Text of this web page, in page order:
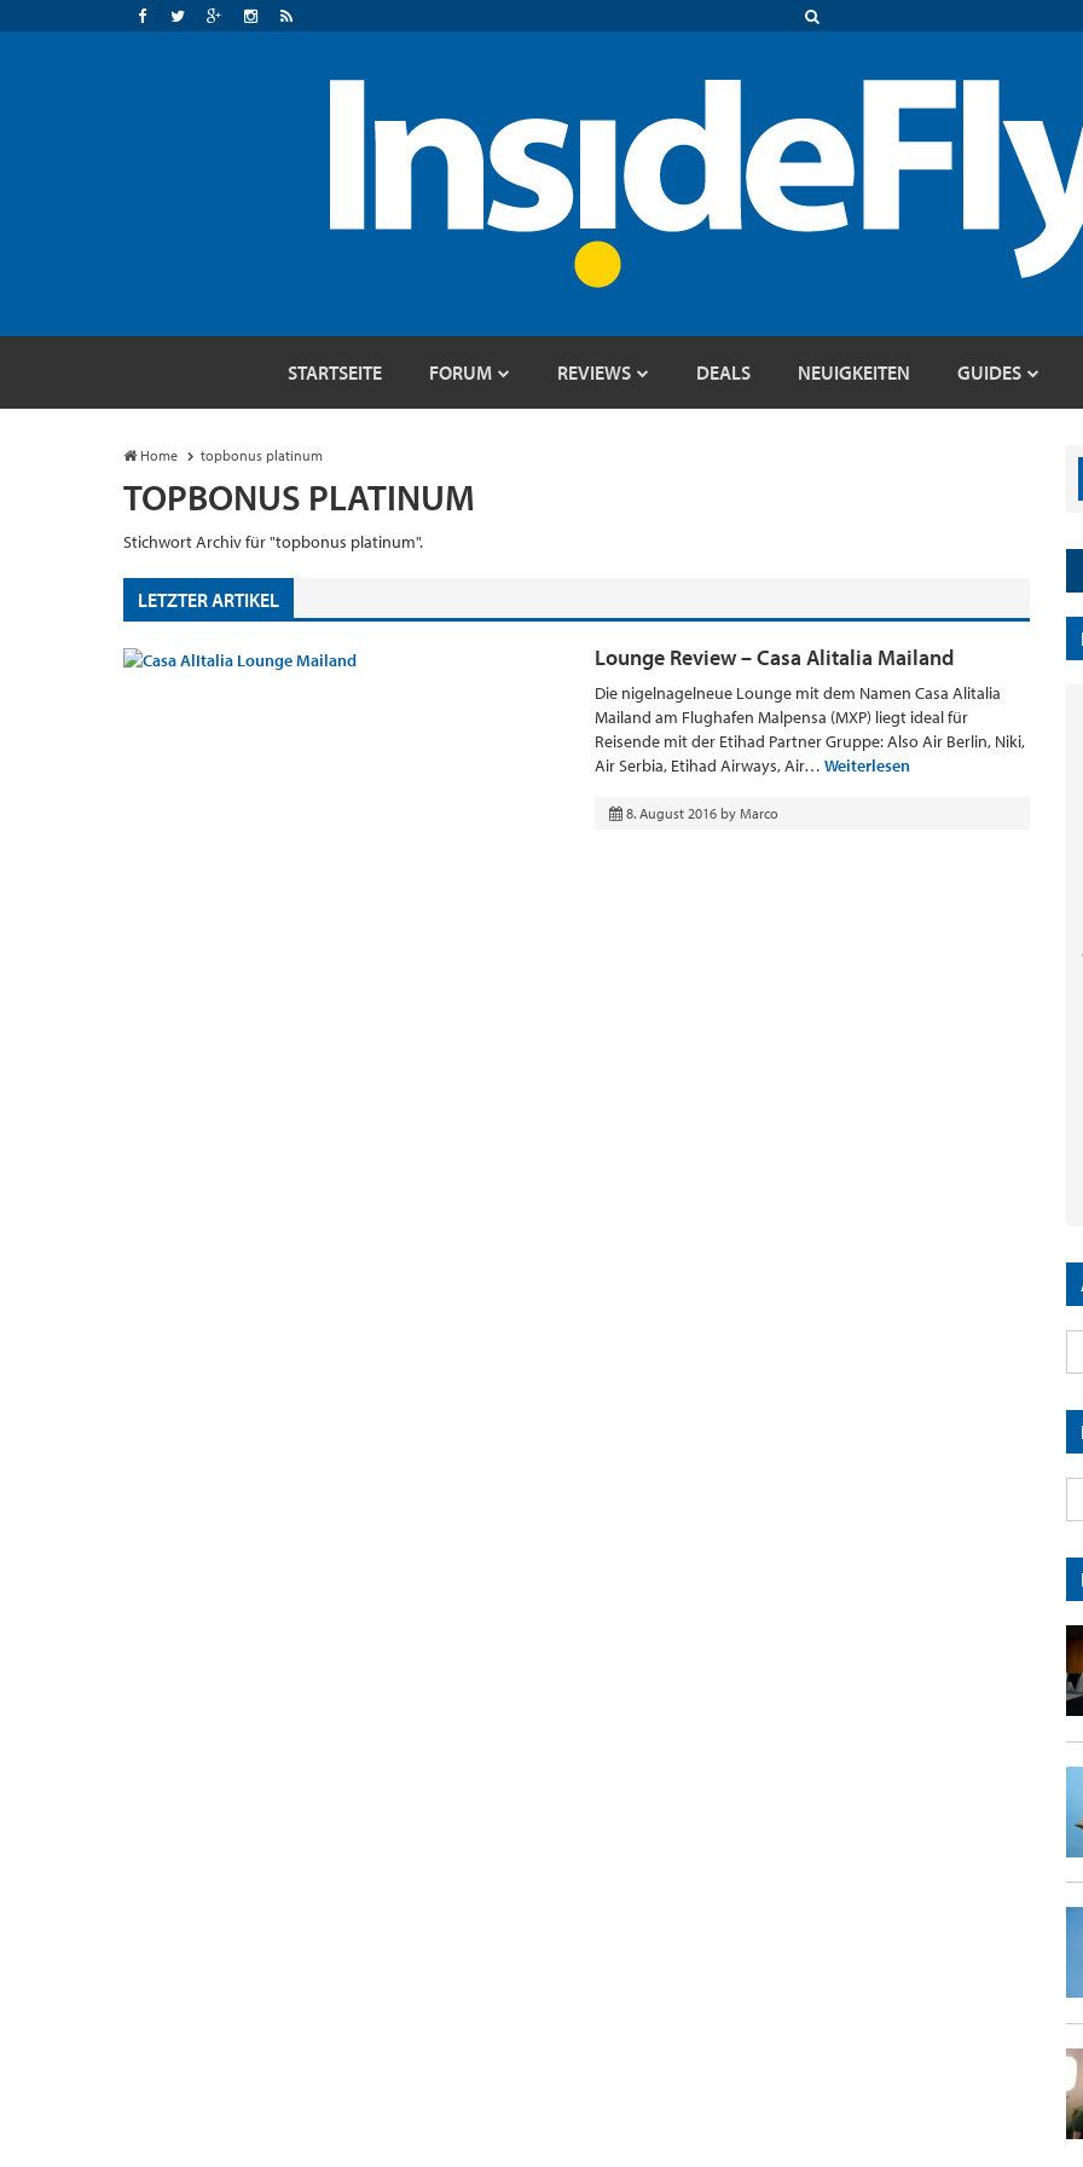
STARTSEITE FORUM REVIEWS DEALS NEUIGKEITEN GUIDES
Home topbonus platinum
TOPBONUS PLATINUM
Stichwort Archiv für "topbonus platinum".
LETZTER ARTIKEL
Lounge Review – Casa Alitalia Mailand
Die nigelnagelneue Lounge mit dem Namen Casa Alitalia
Mailand am Flughafen Malpensa (MXP) liegt ideal für
Reisende mit der Etihad Partner Gruppe: Also Air Berlin, Niki,
Air Serbia, Etihad Airways, Air… Weiterlesen
8. August 2016 by Marco